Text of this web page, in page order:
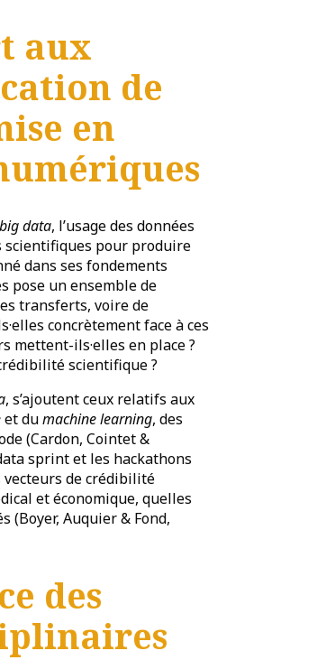
aux
de
en
big data, l’usage des données
scientifiques pour produire
dans ses fondements
pose un ensemble de
transferts, voire de
concrètement face à ces
mettent-ils·elles en place ?
scientifique ?
, s’ajoutent ceux relatifs aux
et dumachine learning, des
(Cardon, Cointet &
sprint et les hackathons
vecteurs de crédibilité
et économique, quelles
(Boyer, Auquier & Fond,
des